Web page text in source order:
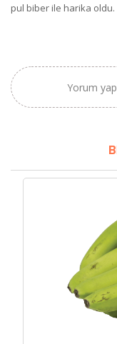
pul biber ile harika oldu.
Yorum